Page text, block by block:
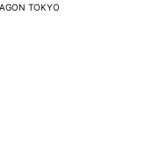
TOKYO